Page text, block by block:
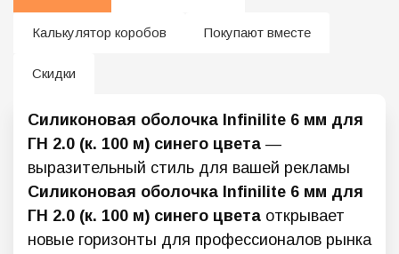
Калькулятор коробов Покупают вместе
Скидки
Силиконовая оболочка Infinilite 6 мм для
ГН 2.0 (к. 100 м) синего цвета —
выразительный стиль для вашей рекламы
Силиконовая оболочка Infinilite 6 мм для
ГН 2.0 (к. 100 м) синего цвета открывает
новые горизонты для профессионалов рынка